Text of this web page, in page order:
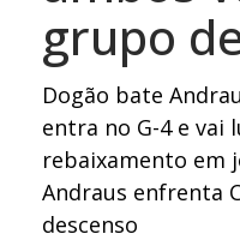
grupo
Dogão bate
entra no G-4 e
rebaixamento em
Andraus enfrenta
descenso